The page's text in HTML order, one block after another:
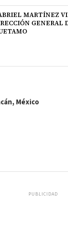
MARTÍNEZ
GENERAL
México
PUBLICIDAD